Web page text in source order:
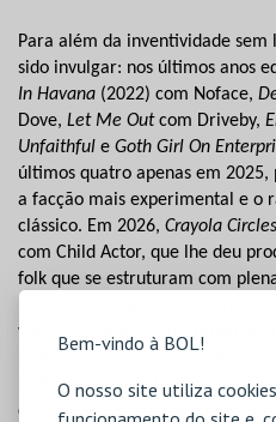
Bem-vindo à BOL!
O nosso site utiliza
Para além da inventividade
sido invulgar: nos últimos anos
In Havana (2022) com Noface,
Dove, Let Me Outcom Driveby,
Unfaithful e Goth Girl On
últimos quatro apenas em
a facção mais experimental e o
clássico. Em 2026, Crayola Circles
com Child Actor, que lhe deu
folk que se estruturam com
vai ter de rimar, estreitando
(influenciado por David Lynch,
dedicar-se a bizarrias com ideias